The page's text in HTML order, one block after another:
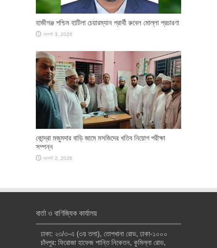
হাজীগঞ্জ পশ্চিম হাটিলা চেয়ারম্যান প্রার্থী রুবেল মোল্লা প্রচারণা
আগস্ট 3, 2026
কোন্দ্রা মজুমদার বাড়ি জামে মসজিদের খতিব নিয়োগ পরীক্ষা
সম্পন্ন
আগস্ট 2, 2026
বার্তা ও বাণিজ্যিক কার্যালয়
ঢাকা: ২৩/৩-এ (৩য় তলা), তোপখানা রোড, ঢাকা-১০০০
চাঁদপুর: ফিরোজা হাফেজ শান্তি নিকেতন, কুমিল্লা রোড,